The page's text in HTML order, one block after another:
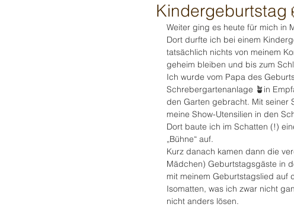
Kindergeburtstag
Weiter ging es heute für mich in
Dort durfte ich bei einem
tatsächlich nichts von meinem
geheim bleiben und bis zum
Ich wurde vom Papa des
Schrebergartenanlage 🪴in
den Garten gebracht. Mit seiner
meine Show-Utensilien in den
Dort baute ich im Schatten (!)
„Bühne“ auf.
Kurz danach kamen dann die
Mädchen) Geburtstagsgäste in
mit meinem Geburtstagslied auf
Isomatten, was ich zwar nicht
nicht anders lösen.